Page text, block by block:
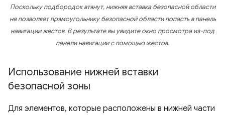
Поскольку подбородок втянут, нижняя вставка безопасной области
не позволяет прямоугольнику безопасной области попасть в панель
навигации жестов. В результате вы увидите окно просмотра из-под
панели навигации с помощью жестов.
Использование нижней вставки
безопасной зоны
Для элементов, которые расположены в нижней части